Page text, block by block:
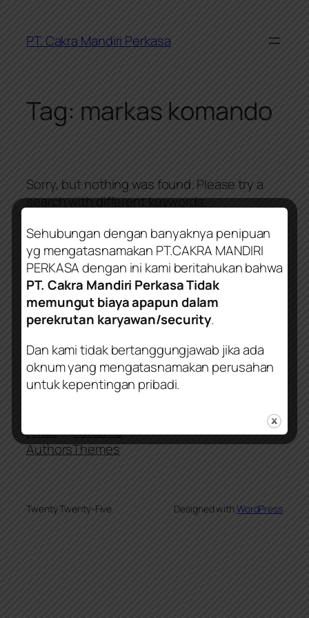
content
PT. Cakra Mandiri Perkasa
Tag: markas komando
Sorry, but nothing was found. Please try a
search with different keywords.
PT. Cakra Mandiri Perkasa
Perusahaan Satpam | Perusahaan Security |
Jasa Keamanan | Jasa Pengamanan
FAQs
Authors
Events
Patterns
Themes
Twenty Twenty-Five Designed withWordPress
Sehubungan dengan banyaknya penipuan
yg mengatasnamakan PT.CAKRA MANDIRI
PERKASA dengan ini kami beritahukan bahwa
PT. Cakra Mandiri Perkasa Tidak
memungut biaya apapun dalam
perekrutan karyawan/security.
Dan kami tidak bertanggungjawab jika ada
oknum yang mengatasnamakan perusahan
untuk kepentingan pribadi.